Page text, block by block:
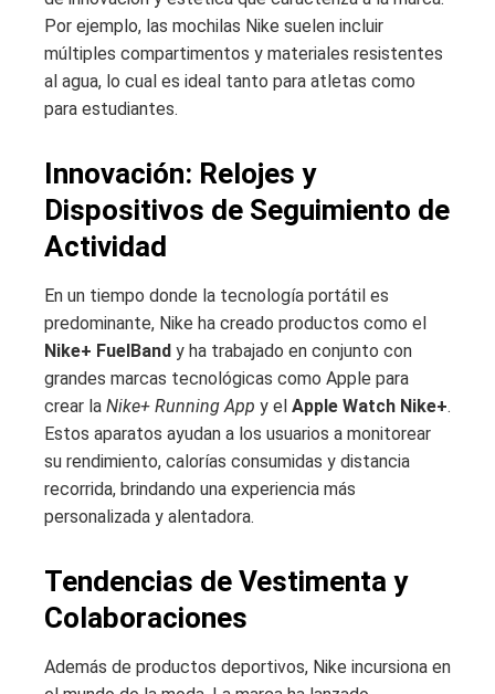
Por ejemplo, las mochilas Nike suelen incluir
múltiples compartimentos y materiales resistentes
al agua, lo cual es ideal tanto para atletas como
para estudiantes.
Innovación: Relojes y
Dispositivos de Seguimiento de
Actividad
En un tiempo donde la tecnología portátil es
predominante, Nike ha creado productos como el
Nike+ FuelBand y ha trabajado en conjunto con
grandes marcas tecnológicas como Apple para
crear la Nike+ Running App y el Apple Watch Nike+.
Estos aparatos ayudan a los usuarios a monitorear
su rendimiento, calorías consumidas y distancia
recorrida, brindando una experiencia más
personalizada y alentadora.
Tendencias de Vestimenta y
Colaboraciones
Además de productos deportivos, Nike incursiona en